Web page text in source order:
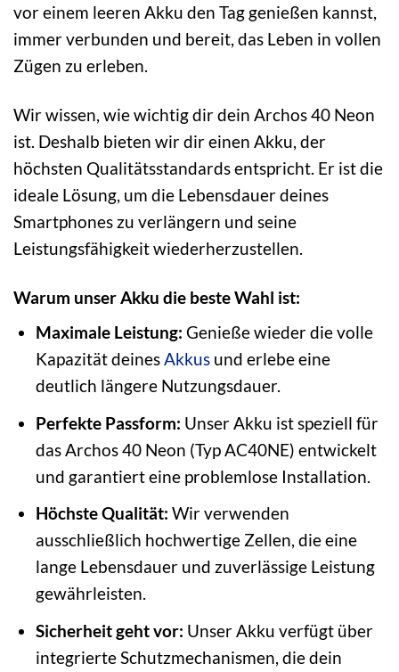
vor einem leeren Akku den Tag genießen kannst,
immer verbunden und bereit, das Leben in vollen
Zügen zu erleben.
Wir wissen, wie wichtig dir dein Archos 40 Neon
ist. Deshalb bieten wir dir einen Akku, der
höchsten Qualitätsstandards entspricht. Er ist die
ideale Lösung, um die Lebensdauer deines
Smartphones zu verlängern und seine
Leistungsfähigkeit wiederherzustellen.
Warum unser Akku die beste Wahl ist:
Maximale Leistung: Genieße wieder die volle
Kapazität deinesAkkusund erlebe eine
deutlich längere Nutzungsdauer.
Perfekte Passform: Unser Akku ist speziell für
das Archos 40 Neon (Typ AC40NE) entwickelt
und garantiert eine problemlose Installation.
Höchste Qualität: Wir verwenden
ausschließlich hochwertige Zellen, die eine
lange Lebensdauer und zuverlässige Leistung
gewährleisten.
Sicherheit geht vor: Unser Akku verfügt über
integrierte Schutzmechanismen, die dein